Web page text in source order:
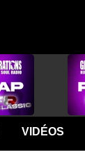
VIDÉOS